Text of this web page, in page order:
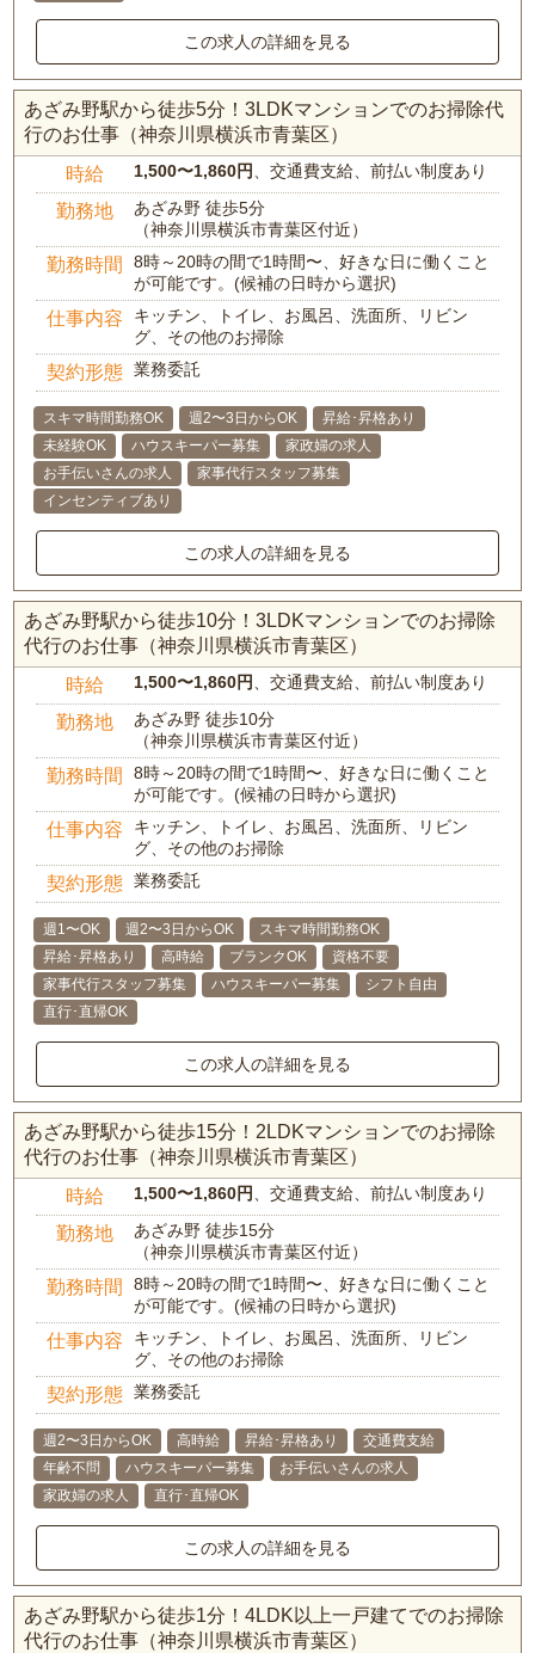
この求人の詳細を見る
あざみ野駅から徒歩5分！3LDKマンションでのお掃除代
行のお仕事（神奈川県横浜市青葉区）
時給 1,500〜1,860円 、交通費支給、前払い制度あり
勤務地
あざみ野 徒歩5分
（神奈川県横浜市青葉区付近）
勤務時間
8時～20時の間で1時間〜、好きな日に働くこと
が可能です。(候補の日時から選択)
仕事内容
キッチン、トイレ、お風呂、洗面所、リビン
グ、その他のお掃除
契約形態 業務委託
スキマ時間勤務OK 週2〜3日からOK
昇給･昇格あり
未経験OK
ハウスキーパー募集
家政婦の求人
お手伝いさんの求人
家事代行スタッフ募集
インセンティブあり
この求人の詳細を見る
あざみ野駅から徒歩10分！3LDKマンションでのお掃除
代行のお仕事（神奈川県横浜市青葉区）
時給 1,500〜1,860円 、交通費支給、前払い制度あり
勤務地
あざみ野 徒歩10分
（神奈川県横浜市青葉区付近）
勤務時間
8時～20時の間で1時間〜、好きな日に働くこと
が可能です。(候補の日時から選択)
仕事内容
キッチン、トイレ、お風呂、洗面所、リビン
グ、その他のお掃除
契約形態 業務委託
週1〜OK 週2〜3日からOK
スキマ時間勤務OK
昇給･昇格あり
高時給 ブランクOK
資格不要
家事代行スタッフ募集
ハウスキーパー募集
シフト自由
直行･直帰OK
この求人の詳細を見る
あざみ野駅から徒歩15分！2LDKマンションでのお掃除
代行のお仕事（神奈川県横浜市青葉区）
時給 1,500〜1,860円 、交通費支給、前払い制度あり
勤務地
あざみ野 徒歩15分
（神奈川県横浜市青葉区付近）
勤務時間
8時～20時の間で1時間〜、好きな日に働くこと
が可能です。(候補の日時から選択)
仕事内容
キッチン、トイレ、お風呂、洗面所、リビン
グ、その他のお掃除
契約形態 業務委託
週2〜3日からOK 高時給 昇給･昇格あり
交通費支給
年齢不問
ハウスキーパー募集
お手伝いさんの求人
家政婦の求人
直行･直帰OK
この求人の詳細を見る
あざみ野駅から徒歩1分！4LDK以上一戸建てでのお掃除
代行のお仕事（神奈川県横浜市青葉区）